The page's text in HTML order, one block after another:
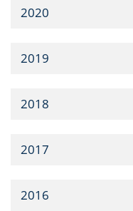
2020
2019
2018
2017
2016